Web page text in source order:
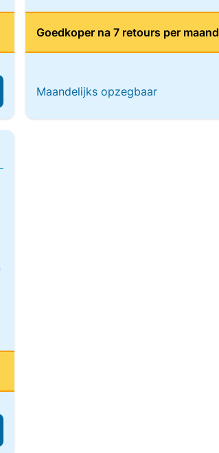
Goedkoper na 7 retours per maand
Maandelijks opzegbaar